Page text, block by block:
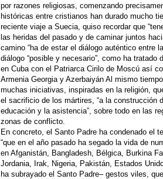
por razones religiosas, comenzando
históricas entre cristianos han durado mucho
reciente viaje a Suecia, quiso recordar que
las heridas del pasado y de caminar juntos
camino “ha de estar el diálogo auténtico entre
diálogo “posible y necesario”, como ha
en Cuba con el Patriarca Cirilo de Moscú así
Armenia Georgia y Azerbaiyán Al mismo
muchas iniciativas, inspiradas en la religión,
el sacrificio de los mártires, “a la construcción
educación y la asistencia”, sobre todo en las
zonas de conflicto.
En concreto, el Santo Padre ha condenado el
“que en el año pasado ha segado la vida de
en Afganistán, Bangladesh, Bélgica, Burkina
Jordania, Irak, Nigeria, Pakistán, Estados
ha subrayado el Santo Padre– gestos viles,